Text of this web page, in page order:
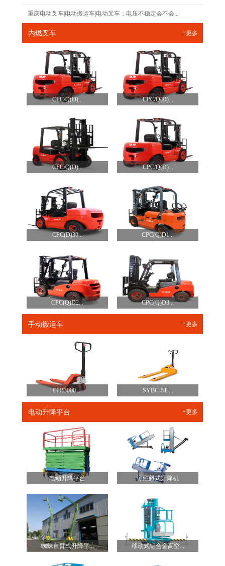
重庆电动叉车|电动搬运车|电动叉车：电压不稳定会不会...
内燃叉车 +更多
CPC/Q(D)... CPC/Q(D)...
CPC/Q(D)... CPC/Q(D)...
CPC(D)30... CPC(Q)D1...
CPC(Q)D2... CPC(Q)D3...
手动搬运车 +更多
EPB3000 ... SYBC-5T ...
电动升降平台 +更多
电动升降平台 可倾斜式升降机
蜘蛛自臂式升降平... 移动式铝合金高空...